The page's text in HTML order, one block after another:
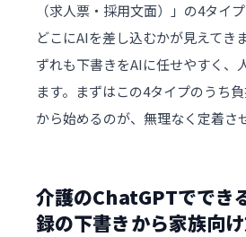
（求人票・採用文面）」の4タイ
どこにAIを差し込むかが見えて
ずれも下書きをAIに任せやすく、
ます。まずはこの4タイプのうち
から始めるのが、無理なく定着さ
介護のChatGPTででき
録の下書きから家族向け